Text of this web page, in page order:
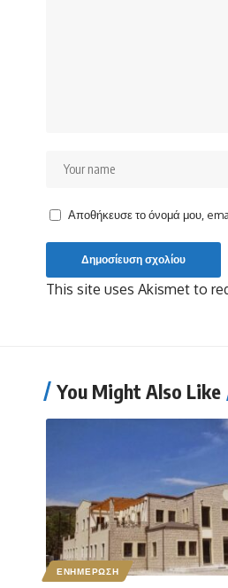
Αποθήκευσε το όνομά μου,
This site uses Akismet to
You Might Also Like
ΕΝΗΜΕΡΩΣΗ